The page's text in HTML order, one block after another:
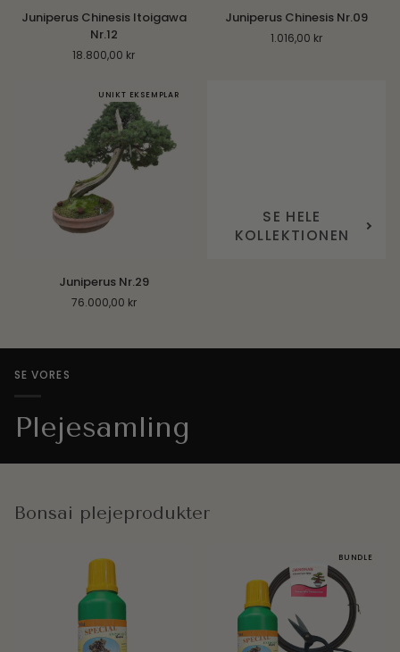
Juniperus
Chinesis
Juniperus Chinesis Itoigawa
Nr.12
18.800,00 kr
Juniperus
Chinesis
Juniperus Chinesis Nr.09
1.016,00 kr
UNIKT EKSEMPLAR
JuniperusJuniperus Nr.29
76.000,00 kr
SE HELE
KOLLEKTIONEN
SE VORES
Plejesamling
Bonsai plejeprodukter
BUNDLE